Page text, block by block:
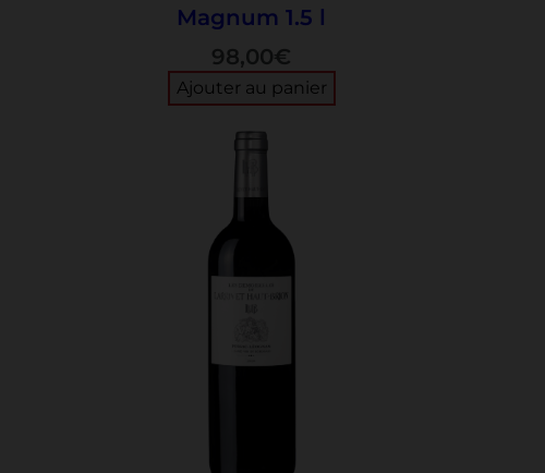
Magnum 1.5 l
98,00€
Ajouter au panier